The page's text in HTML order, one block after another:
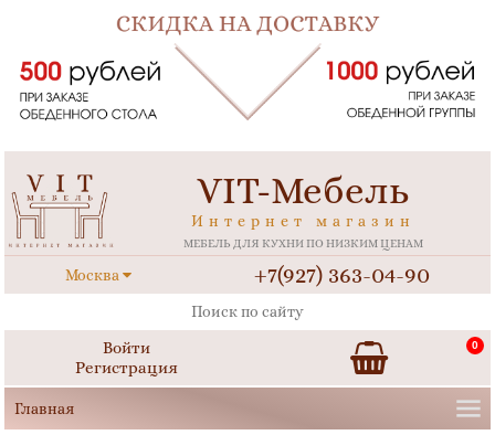
VIT-Мебель
Интернет магазин
МЕБЕЛЬ ДЛЯ КУХНИ ПО НИЗКИМ ЦЕНАМ
Москва +7(927) 363-04-90
Войти
Регистрация
0